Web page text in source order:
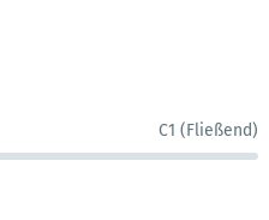
C1 (Fließend)